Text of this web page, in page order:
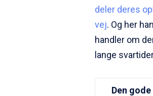
deler deres
vej. Og her
handler om
lange
Den